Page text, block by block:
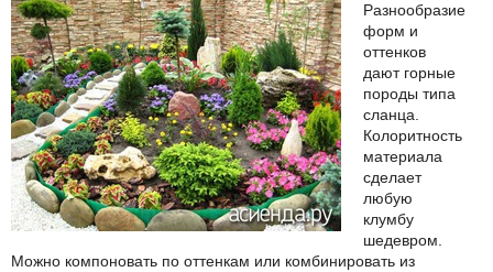
Разнообразие
форм и
оттенков
дают горные
породы типа
сланца.
Колоритность
материала
сделает
любую
клумбу
шедевром.
Можно компоновать по оттенкам или комбинировать из